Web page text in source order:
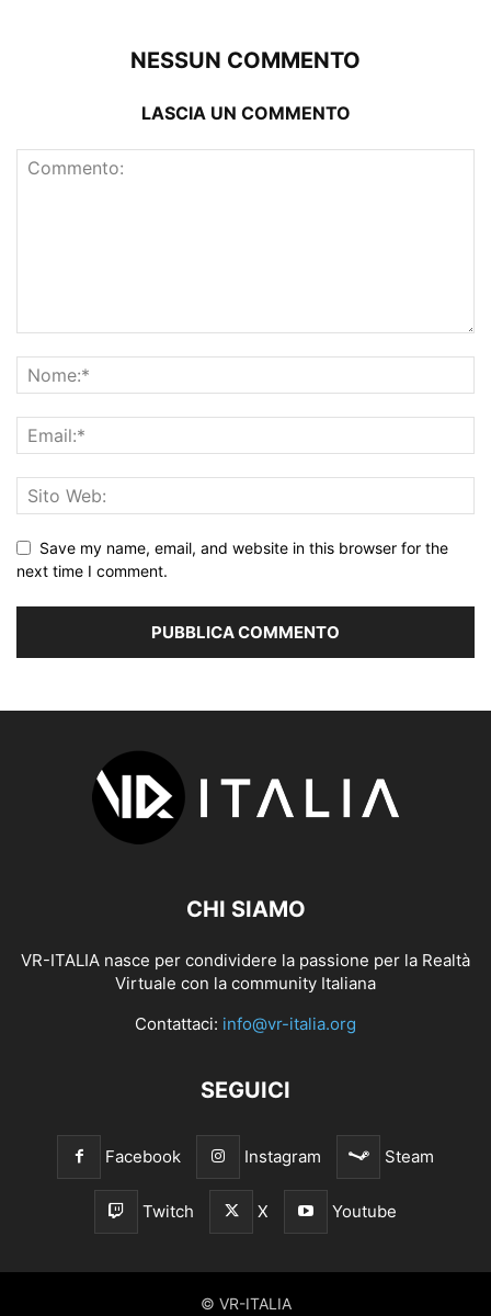
NESSUN COMMENTO
LASCIA UN COMMENTO
Save my name, email, and website in this browser for the
next time I comment.
CHI SIAMO
VR-ITALIA nasce per condividere la passione per la Realtà
Virtuale con la community Italiana
Contattaci: info@vr-italia.org
SEGUICI
Facebook Instagram Steam
Twitch X Youtube
© VR-ITALIA